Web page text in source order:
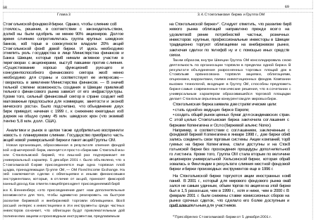
68
69
Глава 3
Стокгольмской фондовой биржи. Однако, чтобы слияние со8
стоялось, решение, в соответствии с законодательством,
долж8 ны были одобрить не менее 90% акционеров. Долгое
время слиянию сопротивлялась группа крупных шведских
банков, ко8 торые в совокупности владели 20% акций
Стокгольмской фон8 довой биржи. И здесь необходимо
отметить роль государства в лице Министерства финансов и
Банка Швеции, которые при8 нимали активное участие в
переговорах с акционерами, высту8 павшими против слияния.
«Существование хорошо функциони8 рующего и
конкурентоспособного финансового сектора жиз8 ненно
необходимо для страны и соответствует ее интересам,—
говорилось в заявлении Министерства финансов. — В значи8
тельной степени возможность создания в Швеции привлека8
тельного финансового рынка зависит от его инфраструктуры.
Кроме того, сильный финансовый сектор в стране создает не8
маловажные предпосылки для коммерции, занятости и эконо8
мического роста». Было подсчитано, что объединение двух
бирж приведет, начиная с 1999 г., к снижению ежегодных из8
держек на общую сумму 45 млн. шведских крон (что эквива8
лентно 5,8 млн. долл. США).
Аналитики и рынок в целом также одобрительно восприняли
новость о планируемом слиянии. Государство приобрело часть
акций новой универсальной биржи и пакет акций Группы ОМ.
Новая организация, образованная в результате слияния фондо8
вой и фьючерсной бирж, именуется просто «биржами Стокголь8 ма»
или Стокгольмской биржей, что лишний раз подчеркивает ее
универсальный характер. 5 декабря 2001 г. было объявлено, что к
Стокгольмской бирже присоединяется еще одна торговая пло8
щадка, принадлежащая Группе ОМ, — OM Fixed Income Exchange. На
ней заключаются сделки с облигациями и иными финансовыми
инструментами, которые, в отличие от акций, приносят фиксиро8
ванный доход. Как отметил вице8президент присоединяемой бир8
жи К. Венненберг, «это присоединение дает нам дополнительные
возможности для того, чтобы адекватно реагировать на быстрое
развитие биржевой и внебиржевой торговли облигациями. Воз8
росший интерес к инвестициями в эти инструменты среди частных
инвесторов означает, что облигации будут привлекательным до8
полнением к акциям и производным инструментам, предлагаемым
3.4. Стокгольмская биржа и Группа ОМ
на Стокгольмской бирже»17. Следует отметить, что развитие бир8
жевого рынка облигаций направлено прежде всего на
удовлетво8 рение потребностей частных, розничных
инвесторов: крупные, профессиональные инвесторы в Швеции
традиционно торгуют облигациями на внебиржевом рынке,
заключая сделки по телефо8 ну и с помощью иных средств
связи.
Таким образом, внутри Швеции Группа ОМ консолидировала свою
деятельность по организации торговли в пределах одной биржи. В
результате объединения разрозненных торговых площа8 док в
Стокгольме организована торговля акциями, облигациями,
опционами, варрантами, паями инвестиционных фондов. Компании
высоких технологий, входящие в Группу ОМ, способны предложить
бирже самые современные технические решения, что в сочетании с
универсальным характером образовавшейся торговой площадки
делает Стокгольм серьезным конкурентом для мировых бирж.
Стокгольмская биржа заявила две стратегические цели:
• стать одной из ведущих бирж в Европе;
• создать общий рынок ценных бумаг для скандинавских стран.
С этой целью Стокгольмская биржа заключила соглашения с
биржами Копенгагена и Осло (биржевой альянс Norex).
Например, в соответствии с соглашением, заключенным с
фондовой биржей Копенгагена в январе 1998 г., две биржи обя8
зались соединить свои торговые системы. Акции компаний, тор8
гуемых на бирже Копенгагена, стали доступны и на Сток8
гольмской бирже без прохождения процедуры дополнительно8
го листинга. Кроме того, Группа ОМ стала вторым по величине
акционером универсальной Хельсинской биржи, которая обра8
зовалась в Финляндии в результате слияния местной фондовой
биржи и биржи производных инструментов еще в 1996 г.
На Стокгольмской бирже торгуются акции иностранных ком8
паний. В 2001 г., который для мирового фондового рынка ока8
зался не самым удачным, объем торгов по акциям на этой бирже
был в 1,5 раза выше, чем в 1999 г., хотя и ниже, чем в 2000 г. В
феврале 2001 г. были снижены ставки комиссионных сборов на
рынке срочных сделок, что сделало его более доступным и
при8 влекательным для участников.
17Пресс8релиз Стокгольмской биржи от 5 декабря 2001 г.